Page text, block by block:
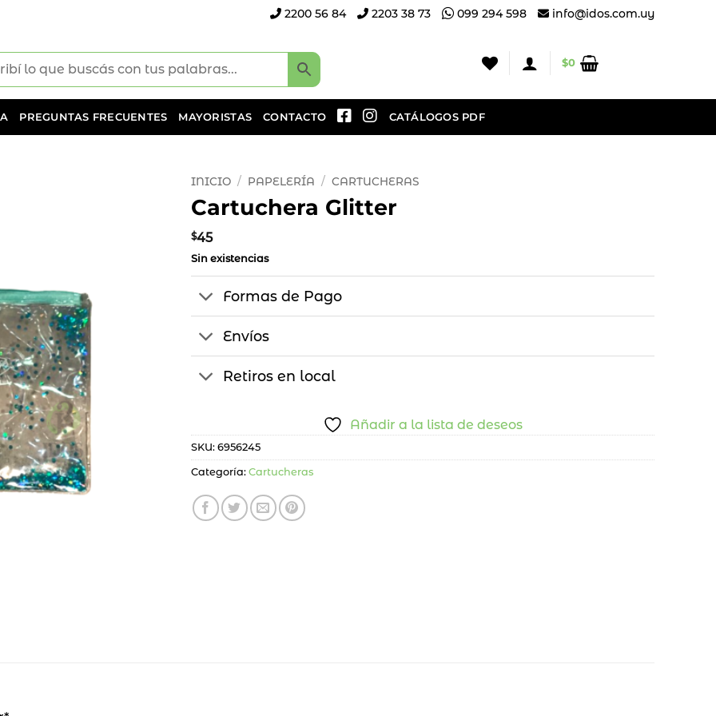
2200 56 84 2203 38 73 099 294 598 info@idos.com.uy
$0
PREGUNTAS FRECUENTES MAYORISTAS CONTACTO CATÁLOGOS PDF
INICIO / PAPELERÍA / CARTUCHERAS
Cartuchera Glitter
$45
Sin existencias
Formas de Pago
Envíos
Retiros en local
Añadir a la lista de deseos
SKU: 6956245
Categoría: Cartucheras